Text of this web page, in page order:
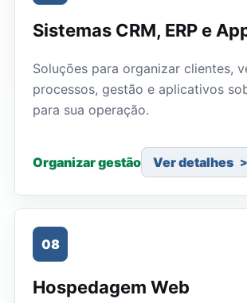
Sistemas CRM, ERP e
Soluções para organizar clientes,
processos, gestão e aplicativos
para sua operação.
Organizar gestão Ver detalhes
08
Hospedagem Web